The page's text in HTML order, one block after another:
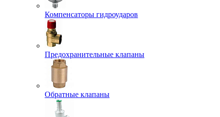
Компенсаторы гидроударов
Предохранительные клапаны
Обратные клапаны